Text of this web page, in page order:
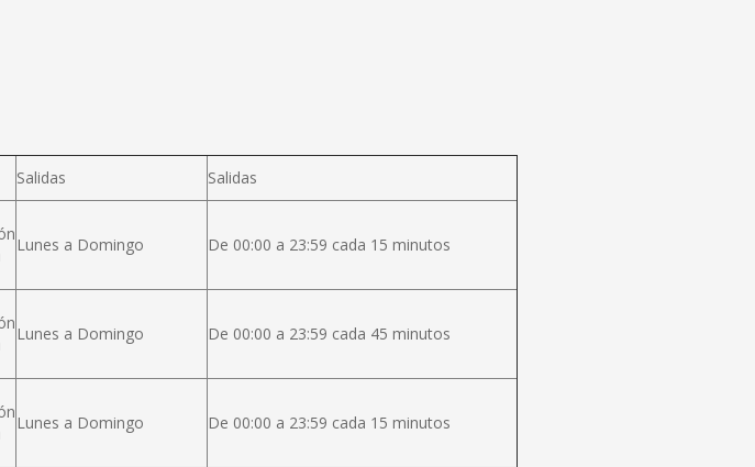
Salidas Salidas
Lunes a Domingo De 00:00 a 23:59 cada 15 minutos
Lunes a Domingo De 00:00 a 23:59 cada 45 minutos
Lunes a Domingo De 00:00 a 23:59 cada 15 minutos